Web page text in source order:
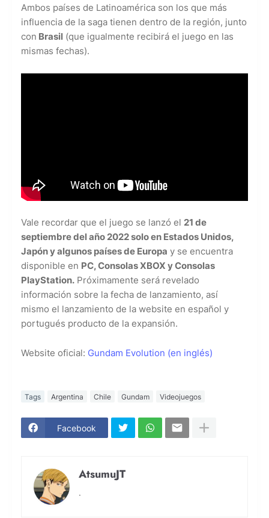
Ambos países de Latinoamérica son los que más
influencia de la saga tienen dentro de la región, junto
con Brasil (que igualmente recibirá el juego en las
mismas fechas).
Vale recordar que el juego se lanzó el 21 de
septiembre del año 2022 solo en Estados Unidos,
Japón y algunos países de Europa y se encuentra
disponible en PC, Consolas XBOX y Consolas
PlayStation. Próximamente será revelado
información sobre la fecha de lanzamiento, así
mismo el lanzamiento de la website en español y
portugués producto de la expansión.
Website oficial: Gundam Evolution (en inglés)
Tags Argentina Chile Gundam Videojuegos
Facebook
AtsumuJT
.